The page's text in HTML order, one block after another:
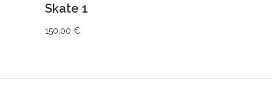
Skate 1
150,00 €